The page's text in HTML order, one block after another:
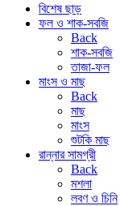
বিশেষ ছাড়
ফল ও শাক-সবজি
Back
শাক-সবজি
তাজা-ফল
মাংস ও মাছ
Back
মাছ
মাংস
শুটকি মাছ
রান্নার সামগ্রী
Back
মশলা
লবণ ও চিনি